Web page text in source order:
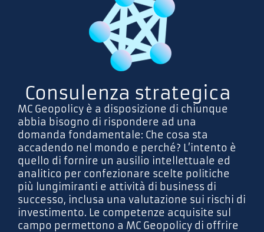
Consulenza strategica
MC Geopolicy è a disposizione di chiunque
abbia bisogno di rispondere ad una
domanda fondamentale: Che cosa sta
accadendo nel mondo e perché? L’intento è
quello di fornire un ausilio intellettuale ed
analitico per confezionare scelte politiche
più lungimiranti e attività di business di
successo, inclusa una valutazione sui rischi di
investimento. Le competenze acquisite sul
campo permettono a MC Geopolicy di offrire